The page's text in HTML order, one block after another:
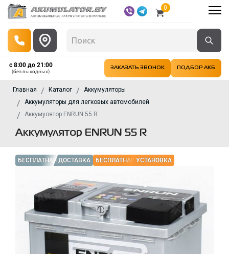
0
с 8:00 до 21:00
(без выходных)
ЗАКАЗАТЬ ЗВОНОК ПОДБОР АКБ
Главная Каталог
Аккумуляторы
Аккумуляторы для легковых автомобилей
Аккумулятор ENRUN 55 R
Аккумулятор ENRUN 55 R
БЕСПЛАТНАЯ ДОСТАВКА БЕСПЛАТНАЯ УСТАНОВКА